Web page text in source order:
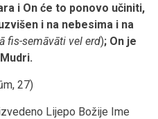
i On će to ponovo učiniti,
i na nebesima i na
fis-semāvāti vel erd); On je
27)
Lijepo Božije Ime